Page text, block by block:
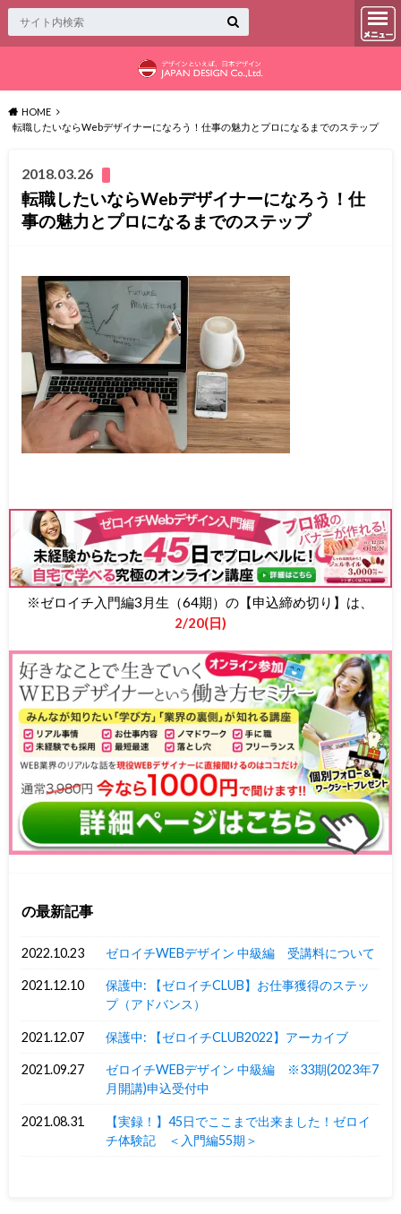
HOME
転職したいならWebデザイナーになろう！仕事の魅力とプロになるまでのステップ
2018.03.26
転職したいならWebデザイナーになろう！仕
事の魅力とプロになるまでのステップ
※ゼロイチ入門編3月生（64期）の【申込締め切り】は、
2/20(日)
の最新記事
2022.10.23 ゼロイチWEBデザイン 中級編 受講料について
2021.12.10
保護中: 【ゼロイチCLUB】お仕事獲得のステッ
プ（アドバンス）
2021.12.07 保護中: 【ゼロイチCLUB2022】アーカイブ
2021.09.27
ゼロイチWEBデザイン 中級編 ※33期(2023年7
月開講)申込受付中
2021.08.31
【実録！】45日でここまで出来ました！ゼロイ
チ体験記 ＜入門編55期＞